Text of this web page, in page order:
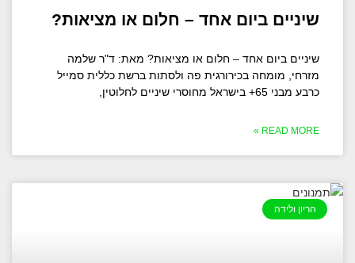
שיניים ביום אחד – חלום או מציאות?
שיניים ביום אחד – חלום או מציאות? מאת: ד"ר שלמה
מזרחי, מומחה בכירורגית פה ולסתות ברשת כללית סמייל
כרבע מבני 65+ בישראל מחוסרי שיניים לחלוטין,
READ MORE »
הריון ולידה